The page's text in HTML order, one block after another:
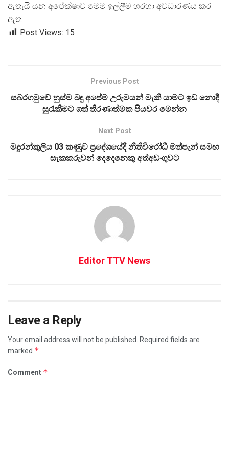
ඇතැයි යන අපේක්ෂාව මෙම ඉල්ලීම හරහා අවධාරණය කර
ඇත.
Post Views: 15
Previous Post
සබරගමුවේ හුස්ම බඳු අපේම උරුමයන් මැකී යාමට ඉඩ නොදී
සුරැකීමට ගත් තීරණාත්මක පියවර මෙන්න
Next Post
මදුරන්කුලිය 03 කණුව ප්‍රදේශයේදී නීතිවිරෝධී මත්පැන් සමඟ
සැකකරුවන් දෙදෙනෙකු අත්අඩංගුවට
Editor TTV News
Leave a Reply
Your email address will not be published.
Required fields are
marked *
Comment *